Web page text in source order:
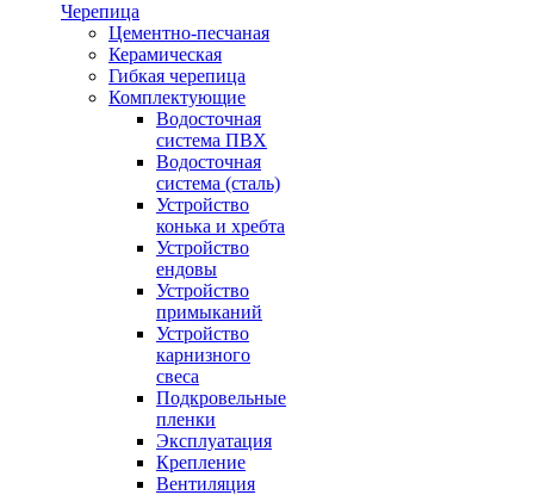
Черепица
Цементно-песчаная
Керамическая
Гибкая черепица
Комплектующие
Водосточная
система ПВХ
Водосточная
система (сталь)
Устройство
конька и хребта
Устройство
ендовы
Устройство
примыканий
Устройство
карнизного
свеса
Подкровельные
пленки
Эксплуатация
Крепление
Вентиляция